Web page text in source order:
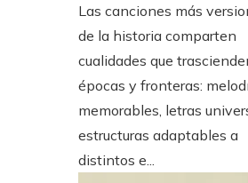
Las canciones más
de la historia comparten
cualidades que
épocas y fronteras:
memorables, letras
estructuras adaptables a
distintos e...